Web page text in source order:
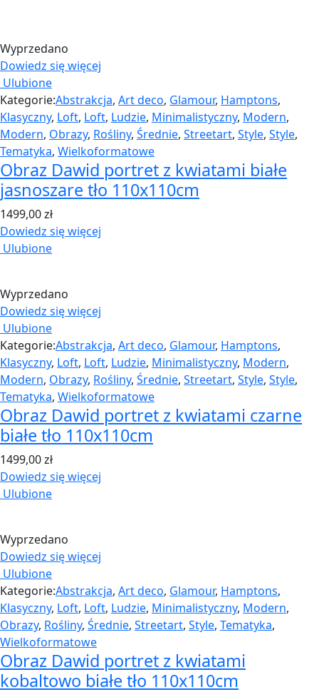
Wyprzedano
Dowiedz się więcej
Ulubione
Kategorie:Abstrakcja, Art deco, Glamour, Hamptons,
Klasyczny, Loft, Loft, Ludzie, Minimalistyczny, Modern,
Modern, Obrazy, Rośliny, Średnie, Streetart, Style, Style,
Tematyka, Wielkoformatowe
Obraz Dawid portret z kwiatami białe
jasnoszare tło 110x110cm
1499,00zł
Dowiedz się więcej
Ulubione
Wyprzedano
Dowiedz się więcej
Ulubione
Kategorie:Abstrakcja, Art deco, Glamour, Hamptons,
Klasyczny, Loft, Loft, Ludzie, Minimalistyczny, Modern,
Modern, Obrazy, Rośliny, Średnie, Streetart, Style, Style,
Tematyka, Wielkoformatowe
Obraz Dawid portret z kwiatami czarne
białe tło 110x110cm
1499,00zł
Dowiedz się więcej
Ulubione
Wyprzedano
Dowiedz się więcej
Ulubione
Kategorie:Abstrakcja, Art deco, Glamour, Hamptons,
Klasyczny, Loft, Loft, Ludzie, Minimalistyczny, Modern,
Obrazy, Rośliny, Średnie, Streetart, Style, Tematyka,
Wielkoformatowe
Obraz Dawid portret z kwiatami
kobaltowo białe tło 110x110cm